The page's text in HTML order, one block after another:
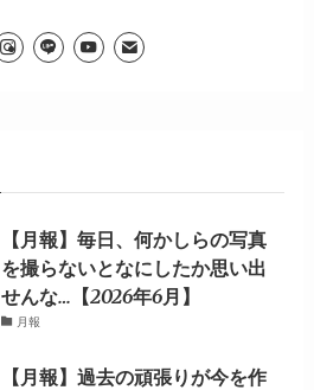
【月報】毎日、何かしらの写真
を撮らないとなにしたか思い出
せんな…【2026年6月】
月報
【月報】過去の頑張りが今を作